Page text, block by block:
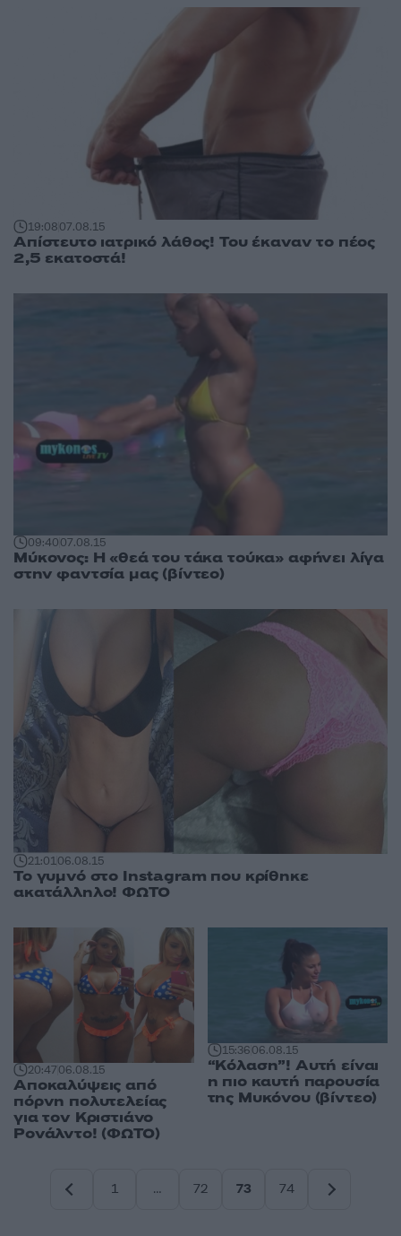
19:0807.08.15
Απίστευτο ιατρικό λάθος! Του έκαναν το πέος
2,5 εκατοστά!
09:4007.08.15
Μύκονος: Η «θεά του τάκα τούκα» αφήνει λίγα
στην φαντσία μας (βίντεο)
21:0106.08.15
Το γυμνό στο Instagram που κρίθηκε
ακατάλληλο! ΦΩΤΟ
20:4706.08.15
Αποκαλύψεις από
πόρνη πολυτελείας
για τον Κριστιάνο
Ρονάλντο! (ΦΩΤΟ)
15:3606.08.15
“Κόλαση”! Αυτή είναι
η πιο καυτή παρουσία
της Μυκόνου (βίντεο)
1
…
72
73
74